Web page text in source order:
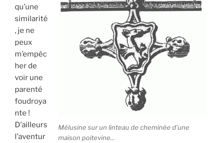
Mélusine sur un linteau de cheminée d’une
maison poitevine…
qu’une
similarité
, je ne
peux
m’empêc
her de
voir une
parenté
foudroya
nte !
D’ailleurs
l’aventur